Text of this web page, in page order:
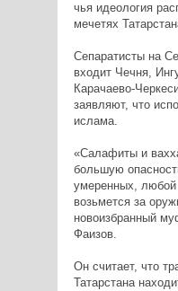
чья идеология
мечетях
Сепаратисты на
входит Чечня,
Карачаево-
заявляют, что
ислама.
«Салафиты и
большую
умеренных, любой
возьмется за
новоизбранный
Фаизов.
Он считает, что
Татарстана